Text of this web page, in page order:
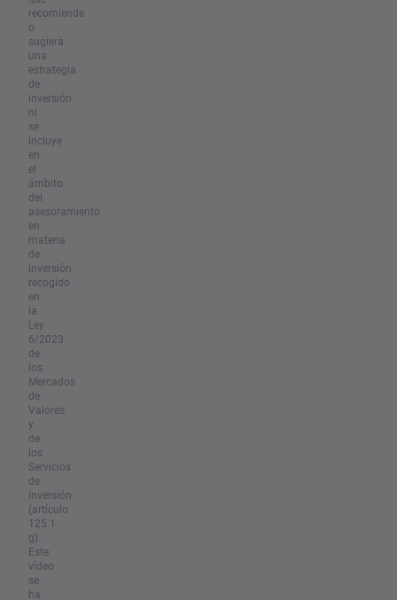
recomiende
o
sugiera
una
estrategia
de
inversión
ni
se
incluye
en
el
ámbito
del
asesoramiento
en
materia
de
inversión
recogido
en
la
Ley
6/2023
de
los
Mercados
de
Valores
y
de
los
Servicios
de
Inversión
(artículo
125.1
g).
Este
vídeo
se
ha